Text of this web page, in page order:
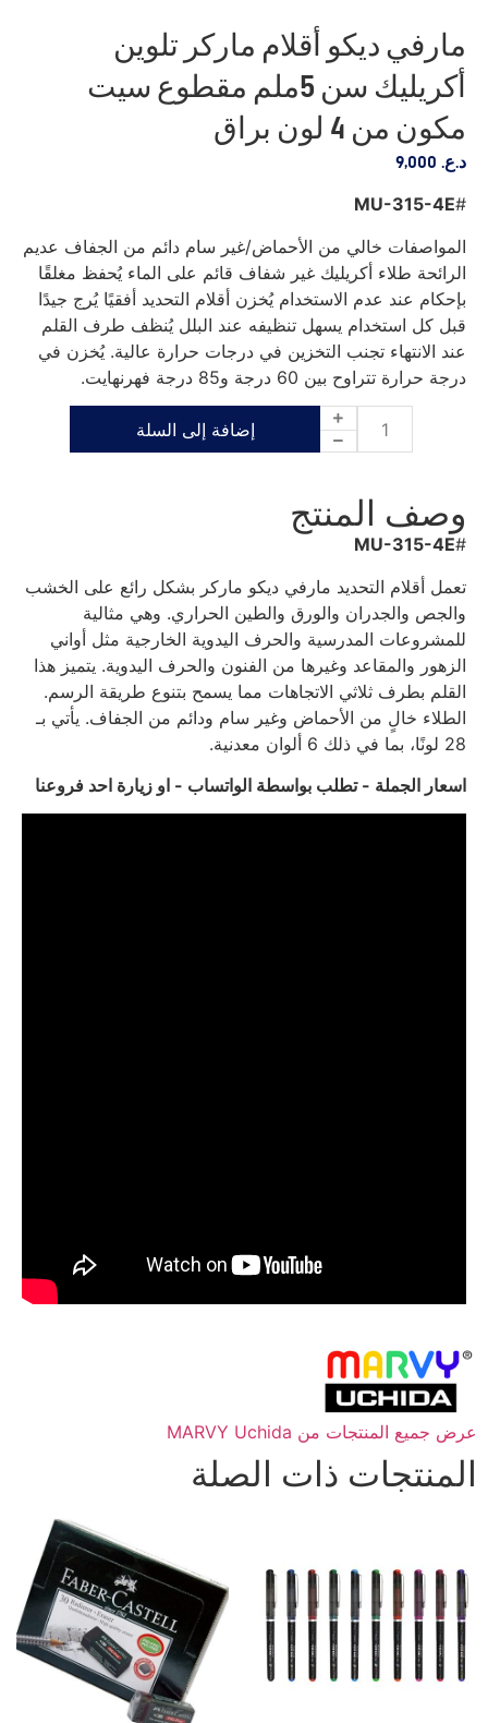
مارفي ديكو أقلام ماركر تلوين
أكريليك سن 5ملم مقطوع سيت
مكون من 4 لون براق
د.ع.
#
MU-315-4E
المواصفات خالي من الأحماض/غير سام دائم من الجفاف عديم
الرائحة طلاء أكريليك غير شفاف قائم على الماء يُحفظ مغلقًا
بإحكام عند عدم الاستخدام يُخزن أقلام التحديد أفقيًا يُرج جيدًا
قبل كل استخدام يسهل تنظيفه عند البلل يُنظف طرف القلم
عند الانتهاء تجنب التخزين في درجات حرارة عالية. يُخزن في
درجة حرارة تتراوح بين 60 درجة و85 درجة فهرنهايت.
إضافة إلى السلة
وصف المنتج
#
MU-315-4E
تعمل أقلام التحديد مارفي ديكو ماركر بشكل رائع على الخشب
والجص والجدران والورق والطين الحراري. وهي مثالية
للمشروعات المدرسية والحرف اليدوية الخارجية مثل أواني
الزهور والمقاعد وغيرها من الفنون والحرف اليدوية. يتميز هذا
القلم بطرف ثلاثي الاتجاهات مما يسمح بتنوع طريقة الرسم.
الطلاء خالٍ من الأحماض وغير سام ودائم من الجفاف. يأتي بـ
28 لونًا، بما في ذلك 6 ألوان معدنية.
اسعار الجملة - تطلب بواسطة الواتساب - او زيارة احد فروعنا
عرض جميع المنتجات من MARVY Uchida
المنتجات ذات الصلة